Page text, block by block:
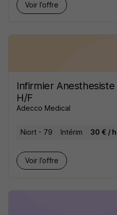
Voir l’offre
Infirmier
H/F
Adecco Medical
Niort - 79 Intérim 30 € /
Voir l’offre